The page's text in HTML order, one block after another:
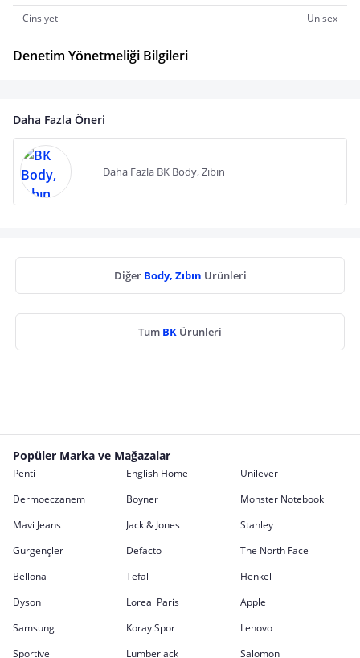
Cinsiyet
Unisex
Denetim Yönetmeliği Bilgileri
Daha Fazla Öneri
Daha Fazla BK Body, Zıbın
Diğer Body, Zıbın Ürünleri
Tüm BK Ürünleri
Popüler Marka ve Mağazalar
Penti English Home
Unilever
Dermoeczanem
Boyner
Monster Notebook
Mavi Jeans
Jack & Jones
Stanley
Gürgençler
Defacto
The North Face
Bellona
Tefal
Henkel
Dyson
Loreal Paris
Apple
Samsung
Koray Spor
Lenovo
Sportive
Lumberjack Salomon